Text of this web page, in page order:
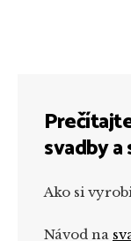
svadby
Ako si
Návod na